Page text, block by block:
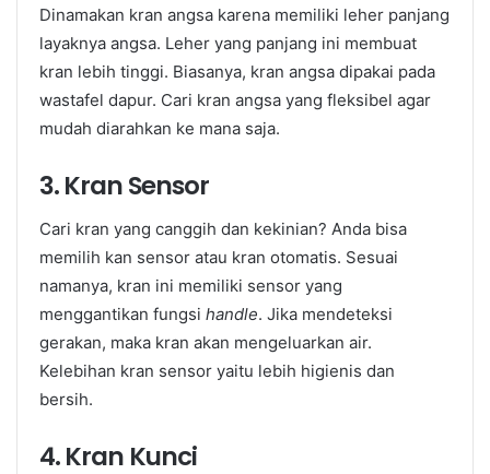
Dinamakan kran angsa karena memiliki leher panjang
layaknya angsa. Leher yang panjang ini membuat
kran lebih tinggi. Biasanya, kran angsa dipakai pada
wastafel dapur. Cari kran angsa yang fleksibel agar
mudah diarahkan ke mana saja.
3. Kran Sensor
Cari kran yang canggih dan kekinian? Anda bisa
memilih kan sensor atau kran otomatis. Sesuai
namanya, kran ini memiliki sensor yang
menggantikan fungsi handle. Jika mendeteksi
gerakan, maka kran akan mengeluarkan air.
Kelebihan kran sensor yaitu lebih higienis dan
bersih.
4. Kran Kunci